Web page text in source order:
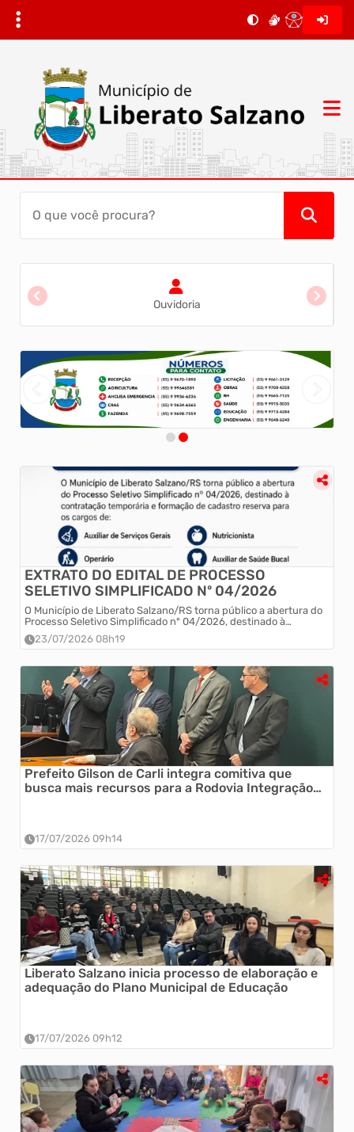
Ouvidoria
EXTRATO DO EDITAL DE PROCESSO
SELETIVO SIMPLIFICADO Nº 04/2026
O Município de Liberato Salzano/RS torna público a abertura do
Processo Seletivo Simplificado nº 04/2026, destinado à
contratação temporária e formação de cadastro reserva para os
cargos de Auxiliar d...
23/07/2026 08h19
Prefeito Gilson de Carli integra comitiva que
busca mais recursos para a Rodovia Integração
17/07/2026 09h14
Liberato Salzano inicia processo de elaboração e
adequação do Plano Municipal de Educação
17/07/2026 09h12